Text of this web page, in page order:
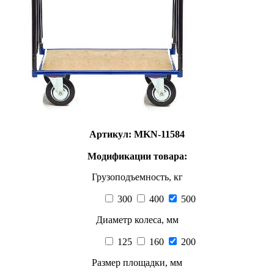
Артикул: MKN-11584
Модификации товара:
Грузоподъемность, кг
300 400
500
Диаметр колеса, мм
125 160
200
Размер площадки, мм